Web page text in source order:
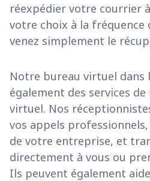
réexpédier votre courrier
votre choix à la fréquence
venez simplement le
Notre bureau virtuel dans
également des services
virtuel. Nos
vos appels
de votre entreprise, et
directement à vous ou
Ils peuvent également